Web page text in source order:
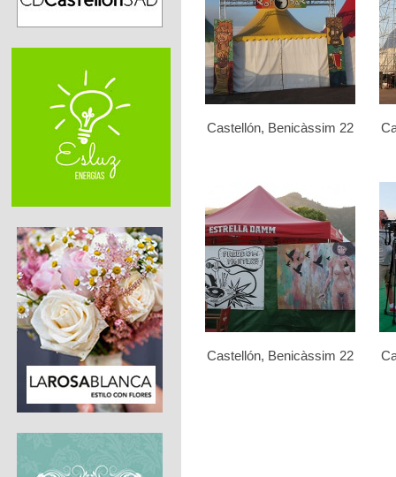
Castellón, Benicàssim 22
Castellón, Benicàssim 22